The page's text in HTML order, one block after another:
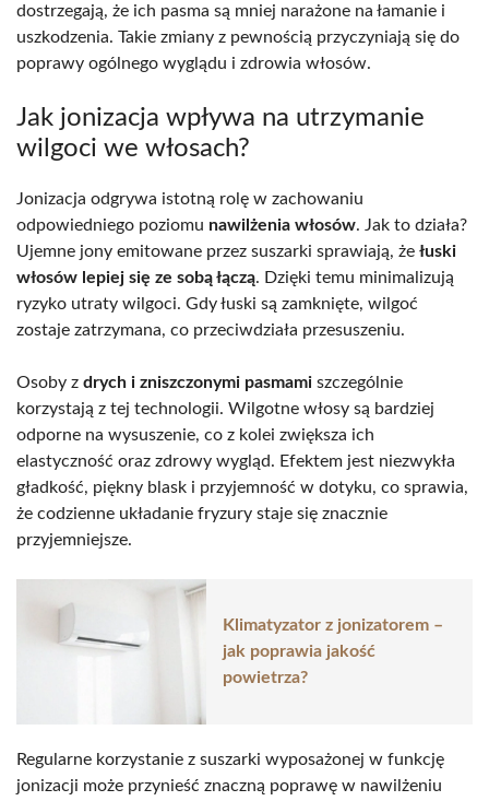
dostrzegają, że ich pasma są mniej narażone na łamanie i
uszkodzenia. Takie zmiany z pewnością przyczyniają się do
poprawy ogólnego wyglądu i zdrowia włosów.
Jak jonizacja wpływa na utrzymanie
wilgoci we włosach?
Jonizacja odgrywa istotną rolę w zachowaniu
odpowiedniego poziomu nawilżenia włosów. Jak to działa?
Ujemne jony emitowane przez suszarki sprawiają, że łuski
włosów lepiej się ze sobą łączą. Dzięki temu minimalizują
ryzyko utraty wilgoci. Gdy łuski są zamknięte, wilgoć
zostaje zatrzymana, co przeciwdziała przesuszeniu.
Osoby z drych i zniszczonymi pasmami szczególnie
korzystają z tej technologii. Wilgotne włosy są bardziej
odporne na wysuszenie, co z kolei zwiększa ich
elastyczność oraz zdrowy wygląd. Efektem jest niezwykła
gładkość, piękny blask i przyjemność w dotyku, co sprawia,
że codzienne układanie fryzury staje się znacznie
przyjemniejsze.
Klimatyzator z jonizatorem –
jak poprawia jakość
powietrza?
Regularne korzystanie z suszarki wyposażonej w funkcję
jonizacji może przynieść znaczną poprawę w nawilżeniu